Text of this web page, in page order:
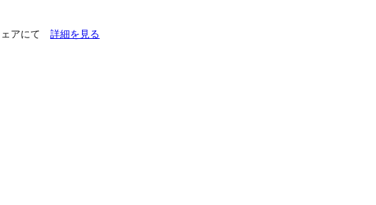
ェアにて 詳細を見る